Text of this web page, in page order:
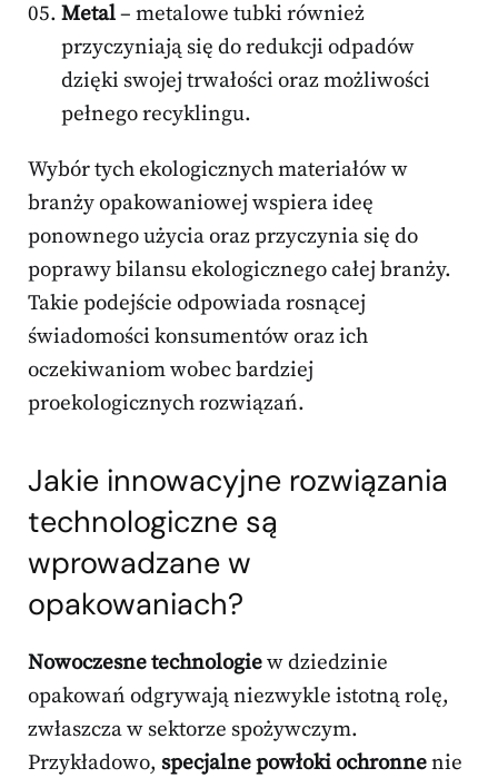
Metal– metalowe tubki również
przyczyniają się do redukcji odpadów
dzięki swojej trwałości oraz możliwości
pełnego recyklingu.
Wybór tych ekologicznych materiałów w
branży opakowaniowej wspiera ideę
ponownego użycia oraz przyczynia się do
poprawy bilansu ekologicznego całej branży.
Takie podejście odpowiada rosnącej
świadomości konsumentów oraz ich
oczekiwaniom wobec bardziej
proekologicznych rozwiązań.
Jakie innowacyjne rozwiązania
technologiczne są
wprowadzane w
opakowaniach?
Nowoczesne technologiew dziedzinie
opakowań odgrywają niezwykle istotną rolę,
zwłaszcza w sektorze spożywczym.
Przykładowo, specjalne powłoki ochronnenie